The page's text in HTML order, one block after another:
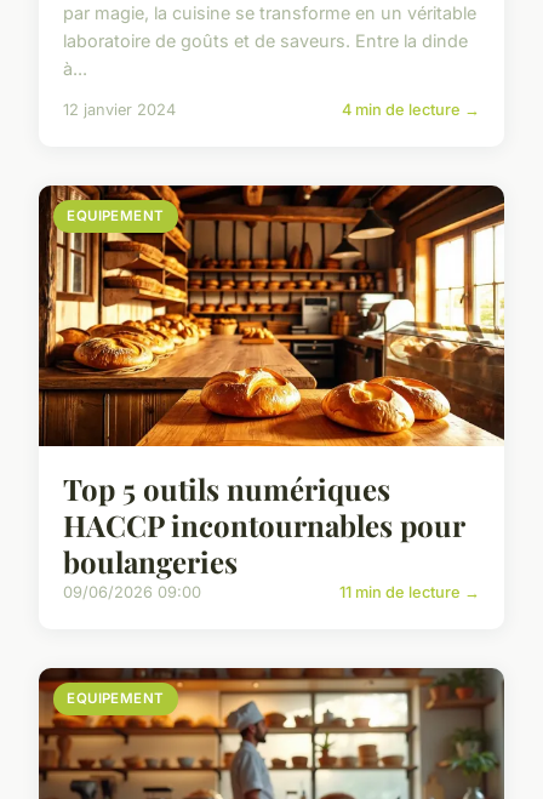
par magie, la cuisine se transforme en un véritable
laboratoire de goûts et de saveurs. Entre la dinde
à...
12 janvier 2024 4 min de lecture →
EQUIPEMENT
Top 5 outils numériques
HACCP incontournables pour
boulangeries
09/06/2026 09:00 11 min de lecture →
EQUIPEMENT